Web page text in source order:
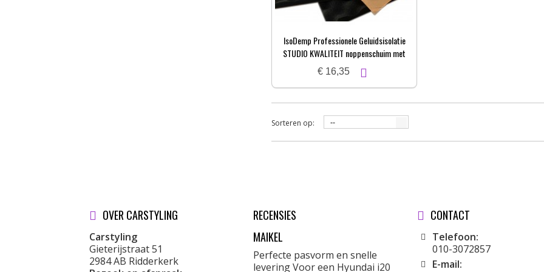
IsoDemp Professionele Geluidsisolatie
STUDIO KWALITEIT noppenschuim met
zelfkl. laag | 3x50x100cm
€ 16,35
Sorteren op: --
OVER CARSTYLING
Carstyling
Gieterijstraat 51
2984 AB Ridderkerk
RECENSIES
MAIKEL
Perfecte pasvorm en snelle
levering Voor een Hyundai i20
CONTACT
Telefoon:
010-3072857
E-mail: